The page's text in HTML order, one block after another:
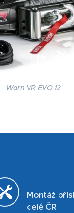
Warn VR EVO 12
Montáž
celé ČR